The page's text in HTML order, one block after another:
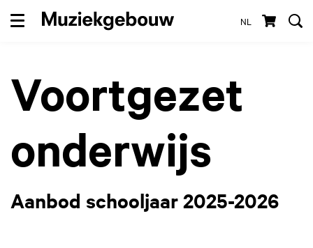
NL
Menu
Voortgezet
onderwijs
Aanbod schooljaar 2025-2026